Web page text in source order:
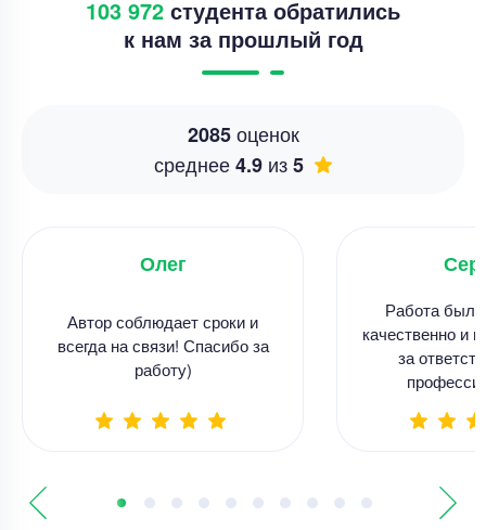
103 972 студента обратились
к нам за прошлый год
2085оценок
среднее4.9 из5
Олег
Автор соблюдает сроки и
всегда на связи! Спасибо за
работу)
Работа
качественно и
за